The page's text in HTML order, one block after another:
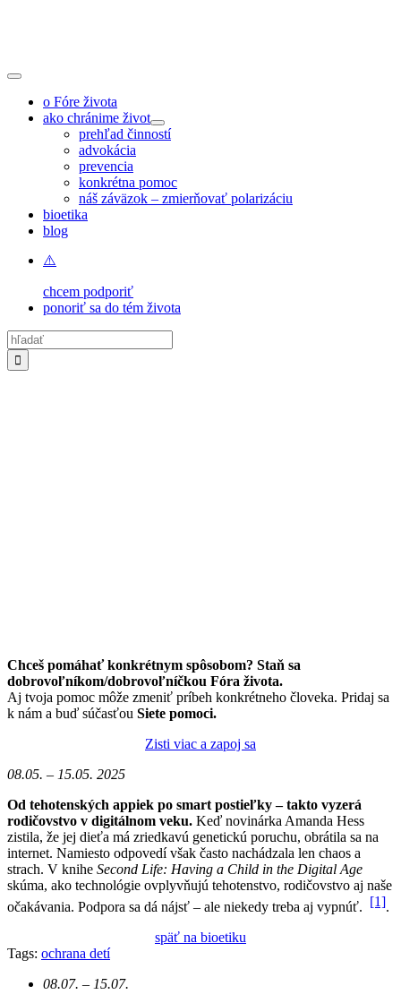
Toggle
Navigationo Fóre života
ako chránime život
prehľad činností
advokácia
prevencia
konkrétna pomoc
náš záväzok – zmierňovať polarizáciu
bioetika
blog
chcem podporiť
ponoriť sa do tém života
Hľadať:
Chceš pomáhať konkrétnym spôsobom? Staň sa
dobrovoľníkom/dobrovoľníčkou Fóra života.
Aj tvoja pomoc môže zmeniť príbeh konkrétneho človeka. Pridaj sa
k nám a buď súčasťou Siete pomoci.
Zisti viac a zapoj sa
08.05. – 15.05. 2025
Od tehotenských appiek po smart postieľky – takto vyzerá
rodičovstvo v digitálnom veku. Keď novinárka Amanda Hess
zistila, že jej dieťa má zriedkavú genetickú poruchu, obrátila sa na
internet. Namiesto odpovedí však často nachádzala len chaos a
strach. V knihe Second Life: Having a Child in the Digital Age
skúma, ako technológie ovplyvňujú tehotenstvo, rodičovstvo aj naše
očakávania. Podpora sa dá nájsť – ale niekedy treba aj vypnúť. [1].
späť na bioetiku
Tags: ochrana detí
08.07. – 15.07.